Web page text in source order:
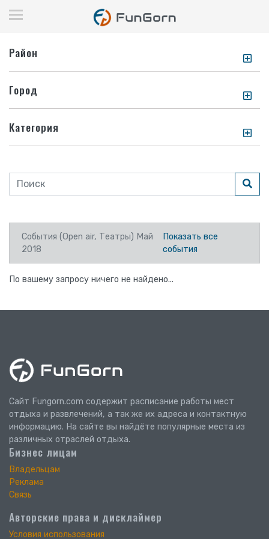
Район
Город
Категория
События (Open air, Театры) Май
2018
Показать все
события
По вашему запросу ничего не найдено...
Сайт Fungorn.com содержит расписание работы мест
отдыха и развлечений, а так же их адреса и контактную
информацию. На сайте вы найдёте популярные места из
различных отраслей отдыха.
Бизнес лицам
Владельцам
Реклама
Связь
Авторские права и дисклаймер
Условия использования